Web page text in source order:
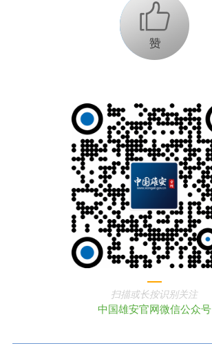
+1
扫描或长按识别关注
中国雄安官网微信公众号